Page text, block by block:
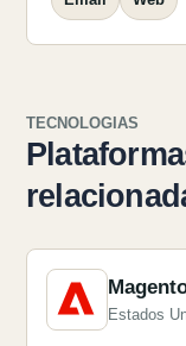
TECNOLOGIAS
Estados